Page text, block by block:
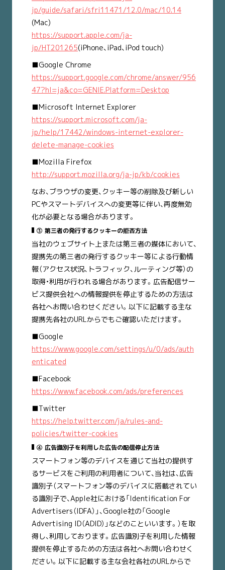
jp/guide/safari/sfri11471/12.0/mac/10.14
(Mac)
https://support.apple.com/ja-
jp/HT201265(iPhone、iPad、iPod touch)
■Google Chrome
https://support.google.com/chrome/answer/956
47?hl=ja&co=GENIE.Platform=Desktop
■Microsoft Internet Explorer
https://support.microsoft.com/ja-
jp/help/17442/windows-internet-explorer-
delete-manage-cookies
■Mozilla Firefox
http://support.mozilla.org/ja-jp/kb/cookies
なお、ブラウザの変更、クッキー等の削除及び新しい
PCやスマートデバイスへの変更等に伴い、再度無効
化が必要となる場合があります。
③ 第三者の発行するクッキーの拒否方法
当社のウェブサイト上または第三者の媒体において、
提携先の第三者の発行するクッキー等による行動情
報（アクセス状況、トラフィック、ルーティング等）の
取得・利用が行われる場合があります。広告配信サー
ビス提供会社への情報提供を停止するための方法は
各社へお問い合わせください。以下に記載する主な
提携先各社のURLからでもご確認いただけます。
■Google
https://www.google.com/settings/u/0/ads/auth
enticated
■Facebook
https://www.facebook.com/ads/preferences
■Twitter
https://help.twitter.com/ja/rules-and-
policies/twitter-cookies
④ 広告識別子を利用した広告の配信停止方法
スマートフォン等のデバイスを通じて当社の提供す
るサービスをご利用の利用者について、当社は、広告
識別子（スマートフォン等のデバイスに搭載されてい
る識別子で、Apple社における「Identification For
Advertisers（IDFA）」、Google社の「Google
Advertising ID（ADID）」などのこといいます。）を取
得し、利用しております。広告識別子を利用した情報
提供を停止するための方法は各社へお問い合わせく
ださい。以下に記載する主な会社各社のURLからで